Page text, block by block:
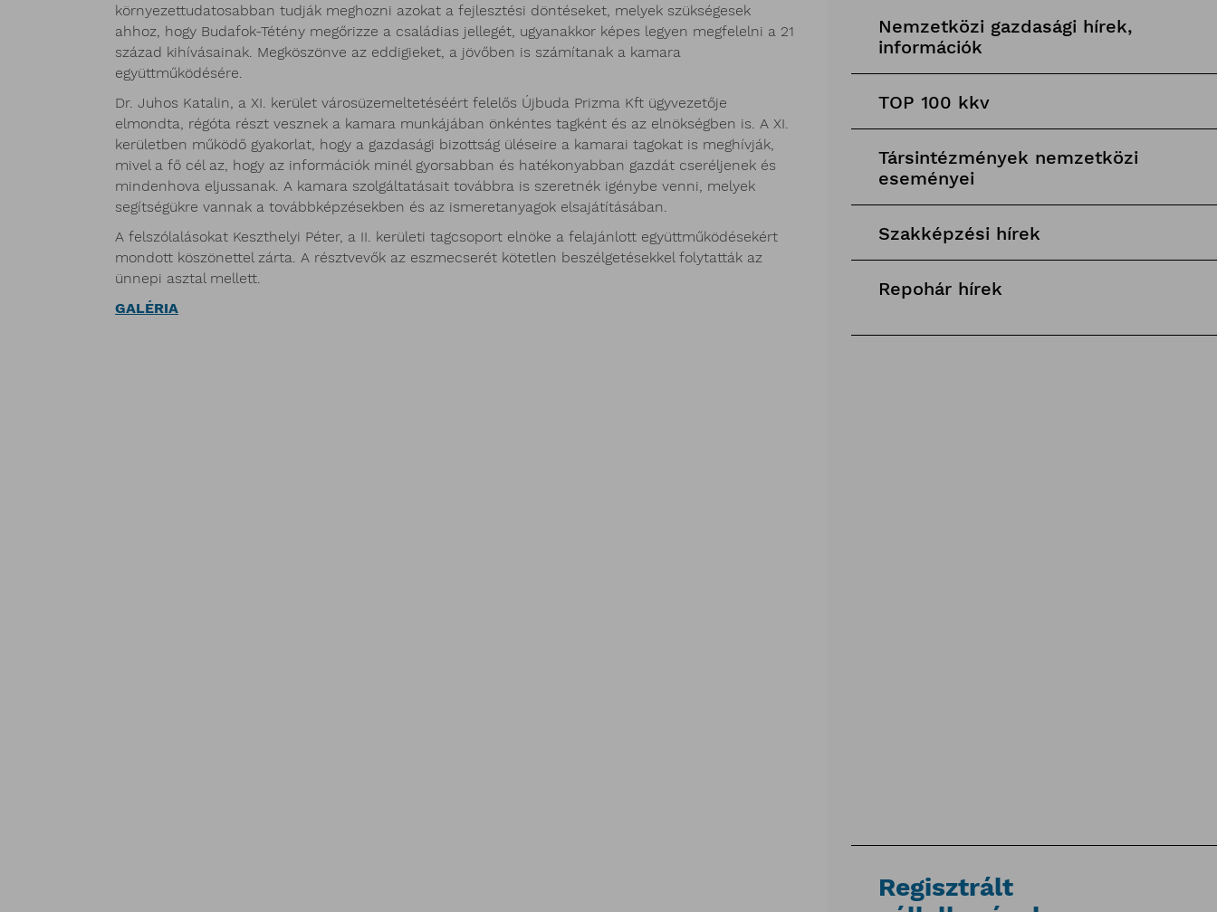
környezettudatosabban tudják meghozni azokat a fejlesztési döntéseket, melyek szükségesek
ahhoz, hogy Budafok-Tétény megőrizze a családias jellegét, ugyanakkor képes legyen megfelelni a 21
század kihívásainak. Megköszönve az eddigieket, a jövőben is számítanak a kamara
együttműködésére.
Dr. Juhos Katalin, a XI. kerület városüzemeltetéséért felelős Újbuda Prizma Kft ügyvezetője
elmondta, régóta részt vesznek a kamara munkájában önkéntes tagként és az elnökségben is. A XI.
kerületben működő gyakorlat, hogy a gazdasági bizottság üléseire a kamarai tagokat is meghívják,
mivel a fő cél az, hogy az információk minél gyorsabban és hatékonyabban gazdát cseréljenek és
mindenhova eljussanak. A kamara szolgáltatásait továbbra is szeretnék igénybe venni, melyek
segítségükre vannak a továbbképzésekben és az ismeretanyagok elsajátításában.
A felszólalásokat Keszthelyi Péter, a II. kerületi tagcsoport elnöke a felajánlott együttműködésekért
mondott köszönettel zárta. A résztvevők az eszmecserét kötetlen beszélgetésekkel folytatták az
ünnepi asztal mellett.
GALÉRIA
Nemzetközi gazdasági hírek,
információk
TOP 100 kkv
Társintézmények nemzetközi
eseményei
Szakképzési hírek
Repohár hírek
Regisztrált